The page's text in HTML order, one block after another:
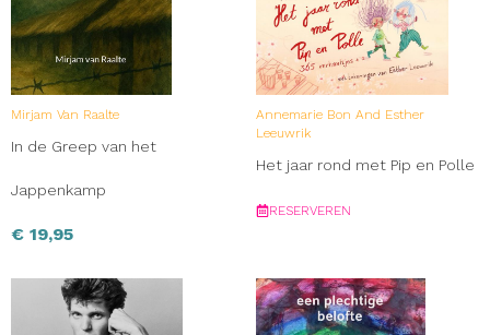
Mirjam Van Raalte
In de Greep van het
Jappenkamp
€ 19,95
Annemarie Bon And Esther
Leeuwrik
Het jaar rond met Pip en Polle
RESERVEREN